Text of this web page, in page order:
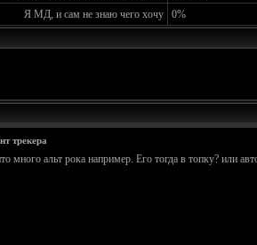
Я МД, и сам не знаю чего хочу
0%
трекера
много альт рока например. Его тогда в топку? или